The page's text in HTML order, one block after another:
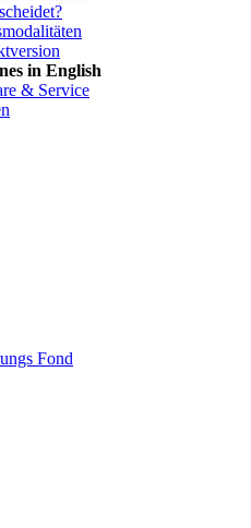
in English
& Service